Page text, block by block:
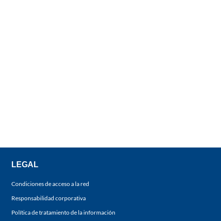
LEGAL
Condiciones de acceso a la red
Responsabilidad corporativa
Política de tratamiento de la información